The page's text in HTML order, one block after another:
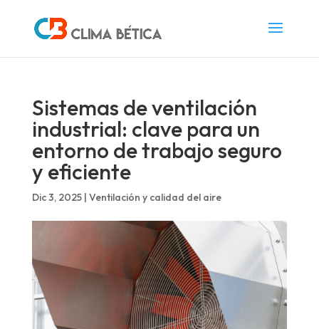
Sistemas de ventilación
industrial: clave para un
entorno de trabajo seguro
y eficiente
Dic 3, 2025| Ventilación y calidad del aire